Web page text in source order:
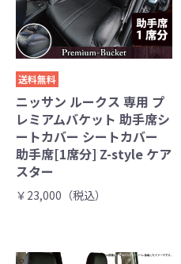
送料無料
ニッサン ルークス 専用 プ
レミアムバケット 助手席シ
ートカバー シートカバー
助手席[1席分] Z-style ケア
スター
￥23,000（税込）